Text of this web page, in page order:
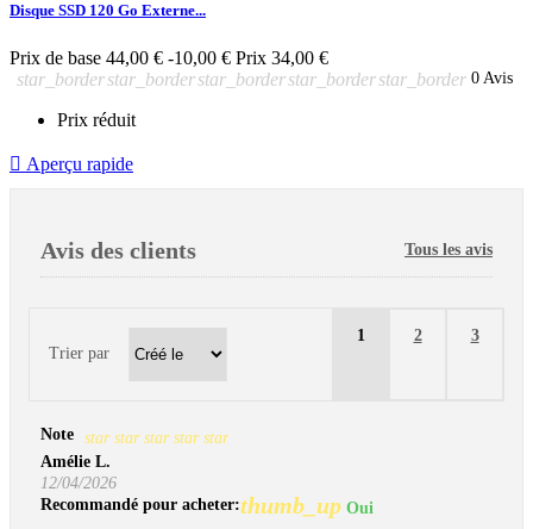
Disque SSD 120 Go Externe...
Prix de base 44,00 € -10,00 € Prix 34,00 €
star_borderstar_borderstar_borderstar_borderstar_border 0 Avis
Prix réduit
 Aperçu rapide
Avis des clients Tous les avis
Trier par
1 2 3
Note star star star star star
Amélie L.
12/04/2026
Recommandé pour acheter:thumb_up Oui